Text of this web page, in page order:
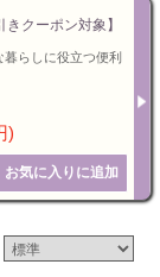
クーポン対象】
らしに役立つ便利
)